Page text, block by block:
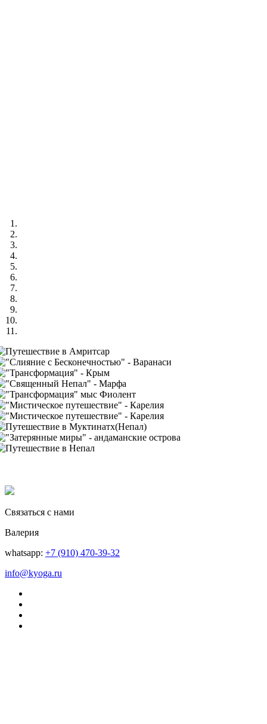
Связаться с нами
Валерия
whatsapp: +7 (910) 470-39-32
info@kyoga.ru